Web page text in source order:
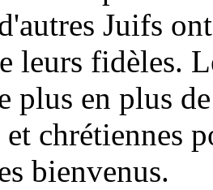
Juifs
leurs fidèles.
plus en plus
chrétiennes
bienvenus.